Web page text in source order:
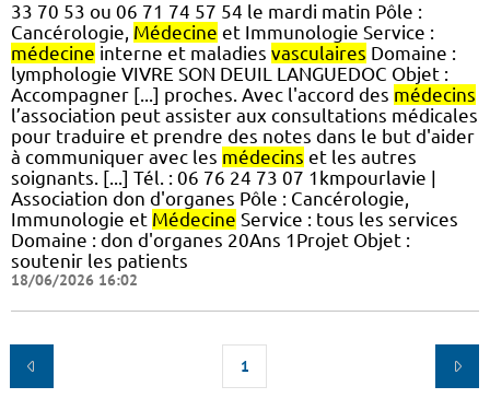
33 70 53 ou 06 71 74 57 54 le mardi matin Pôle :
Cancérologie, Médecine et Immunologie Service :
médecine interne et maladies vasculaires Domaine :
lymphologie VIVRE SON DEUIL LANGUEDOC Objet :
Accompagner [...] proches. Avec l'accord des médecins
l’association peut assister aux consultations médicales
pour traduire et prendre des notes dans le but d'aider
à communiquer avec les médecins et les autres
soignants. [...] Tél. : 06 76 24 73 07 1kmpourlavie |
Association don d'organes Pôle : Cancérologie,
Immunologie et Médecine Service : tous les services
Domaine : don d'organes 20Ans 1Projet Objet :
soutenir les patients
18/06/2026 16:02
1